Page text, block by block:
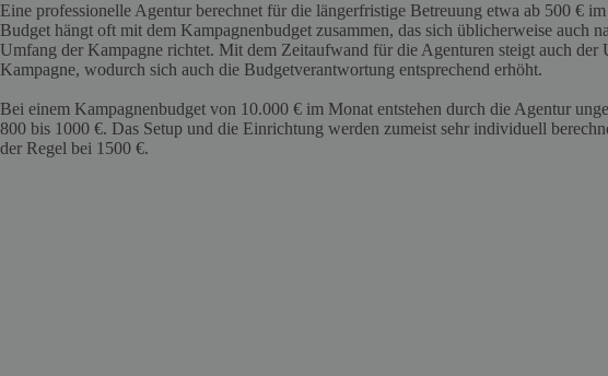
Eine professionelle Agentur berechnet für die längerfristige Betreuung etwa ab 500 €
Budget hängt oft mit dem Kampagnenbudget zusammen, das sich üblicherweise auch
Umfang der Kampagne richtet. Mit dem Zeitaufwand für die Agenturen steigt auch der
Kampagne, wodurch sich auch die Budgetverantwortung entsprechend erhöht.
Bei einem Kampagnenbudget von 10.000 € im Monat entstehen durch die Agentur
800 bis 1000 €. Das Setup und die Einrichtung werden zumeist sehr individuell
der Regel bei 1500 €.